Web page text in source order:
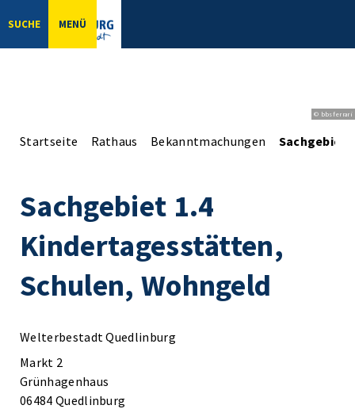
SUCHE MENÜ
© bbsferrari
Startseite Rathaus Bekanntmachungen Sachgebiet
Sachgebiet 1.4
Kindertagesstätten,
Schulen, Wohngeld
Welterbestadt Quedlinburg
Markt 2
Grünhagenhaus
06484 Quedlinburg